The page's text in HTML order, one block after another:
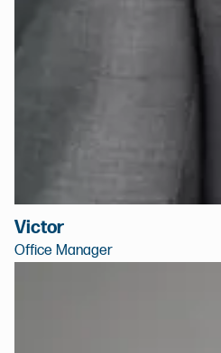
Victor
Office Manager